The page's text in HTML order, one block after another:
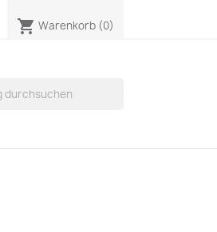
shopping_cart Warenkorb (0)